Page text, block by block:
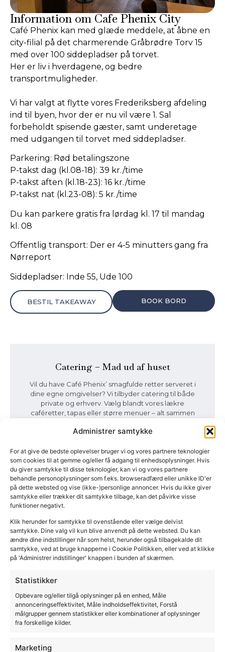
Administrer samtykke
For at give de bedste oplevelser bruger vi og vores partnere teknologier
som cookies til at gemme og/eller få adgang til enhedsoplysninger. Hvis
du giver samtykke til disse teknologier, kan vi og vores partnere
behandle personoplysninger som f.eks. browseradfærd eller unikke ID'er
på dette websted og vise (ikke-)personlige annoncer. Hvis du ikke giver
samtykke eller trækker dit samtykke tilbage, kan det påvirke visse
funktioner negativt.
Klik herunder for samtykke til ovenstående eller vælge delvist
samtykke. Dine valg vil kun blive anvendt på dette websted. Du kan
ændre dine indstillinger når som helst, herunder også tilbagekalde dit
samtykke, ved at bruge knapperne i Cookie Politikken, eller ved at klikke
på 'Administrer indstillinger' knappen i bunden af skærmen.
Statistikker
Opbevare og/eller tilgå oplysninger på en enhed, Måle
annonceringseffektivitet, Måle indholdseffektivitet, Forstå
målgrupper gennem statistikker eller kombinationer af oplysninger
fra forskellige kilder.
Marketing
Information om Cafe Phenix City
Café Phenix kan med glæde meddele, at åbne en
city-filial på det charmerende Gråbrødre Torv 15
med over 100 siddepladser på torvet.
Her er liv i hverdagene, og bedre
transportmuligheder.
Vi har valgt at flytte vores Frederiksberg afdeling
ind til byen, hvor der er nu vil være 1. Sal
forbeholdt spisende gæster, samt underetage
med udgangen til torvet med siddepladser.
Parkering: Rød betalingszone
P-takst dag (kl.08-18): 39 kr./time
P-takst aften (kl.18-23): 16 kr./time
P-takst nat (kl.23-08): 5 kr./time
Du kan parkere gratis fra lørdag kl. 17 til mandag
kl. 08
Offentlig transport: Der er 4-5 minutters gang fra
Nørreport
Siddepladser: Inde 55, Ude 100
BESTIL TAKEAWAY BOOK BORD
Catering – Mad ud af huset
Vil du have Café Phenix’ smagfulde retter serveret i
dine egne omgivelser? Vi tilbyder catering til både
private og erhverv. Vælg blandt vores lækre
caféretter, tapas eller større menuer – alt sammen
møder, receptioner, fødselsdage og andre
indbydende som stemningen.
BESTIL CATERING
Selskaber – Hold din fest hos os
Skal du holde fødselsdag, firmaarrangement eller
en anden festlig anledning? Café Phenix tilbyder
hyggelige rammer midt i København, hvor vi kan
ønsker og behov. Vi har plads til både små og større
forløber problemfrit – så du bare kan læne dig
tilbage og nyde dagen med dine gæster.